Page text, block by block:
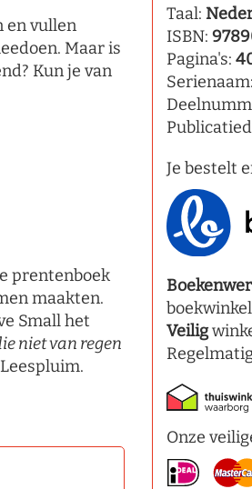
en vullen
Maar is
Kun je van
prentenboek
maakten.
Small het
niet van regen
Taal:
ISBN:
Pagina's:
Serienaam:
Je bestelt
boekwinkel
Veilig
Onze